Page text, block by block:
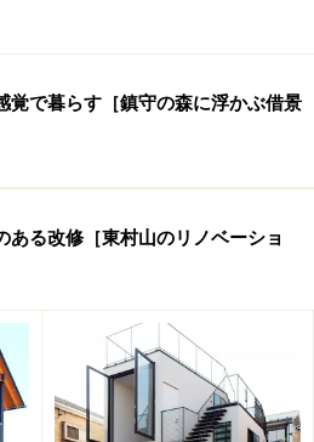
覚で暮らす［鎮守の森に浮かぶ借景
ある改修［東村山のリノベーショ